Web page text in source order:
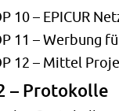
10 – EPI­CUR
11 – Wer­bung
12 – Mit­tel
– Pro­to­kol­le